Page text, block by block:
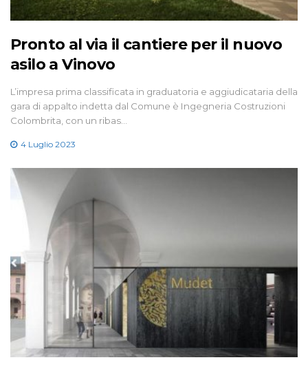
Pronto al via il cantiere per il nuovo
asilo a Vinovo
L’impresa prima classificata in graduatoria e aggiudicataria della
gara di appalto indetta dal Comune è Ingegneria Costruzioni
Colombrita, con un ribas…
4 Luglio 2023